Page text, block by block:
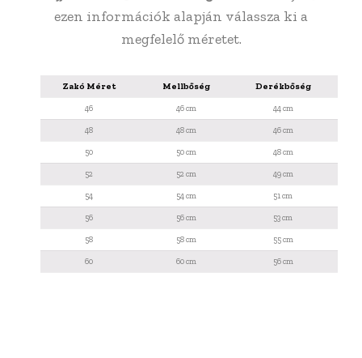
ezen információk alapján válassza ki a
megfelelő méretet.
Zakó Méret Mellbőség Derékbőség
46 46 cm 44 cm
48 48 cm 46 cm
50 50 cm 48 cm
52 52 cm 49 cm
54 54 cm 51 cm
56 56 cm 53 cm
58 58 cm 55 cm
60 60 cm 56 cm